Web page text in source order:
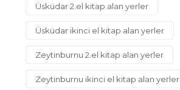
Üsküdar 2.el kitap alan yerler
Üsküdar ikinci el kitap alan yerler
Zeytinburnu 2.el kitap alan yerler
Zeytinburnu ikinci el kitap alan yerler